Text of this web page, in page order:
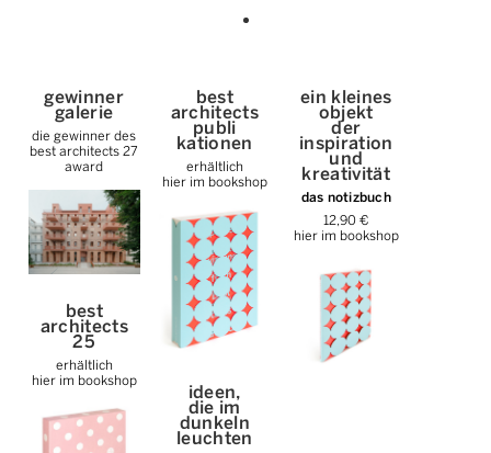
gewinner
galerie
die gewinner des
best architects 27
award
best
architects
publi
kationen
erhältlich
hier im bookshop
ein kleines
objekt
der
inspiration
und
kreativität
das notizbuch
12,90 €
hier im bookshop
best
architects
25
erhältlich
hier im bookshop
ideen,
die im
dunkeln
leuchten